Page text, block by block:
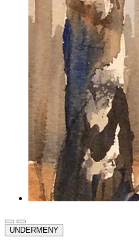
UNDERMENY